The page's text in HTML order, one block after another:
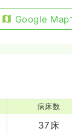
Google Map
病床数
37床